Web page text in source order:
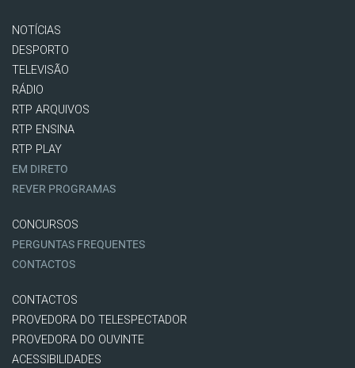
NOTÍCIAS
DESPORTO
TELEVISÃO
RÁDIO
RTP ARQUIVOS
RTP ENSINA
RTP PLAY
EM DIRETO
REVER PROGRAMAS
CONCURSOS
PERGUNTAS FREQUENTES
CONTACTOS
CONTACTOS
PROVEDORA DO TELESPECTADOR
PROVEDORA DO OUVINTE
ACESSIBILIDADES